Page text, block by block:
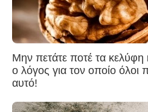
Μην πετάτε ποτέ τα κελύφη
ο λόγος για τον οποίο όλοι
αυτό!